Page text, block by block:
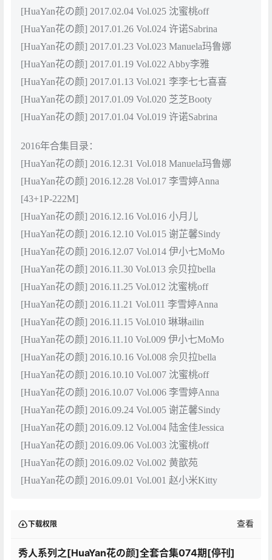
[HuaYan花の颜] 2017.02.04 Vol.025 沈蜜桃off
[HuaYan花の颜] 2017.01.26 Vol.024 许诺Sabrina
[HuaYan花の颜] 2017.01.23 Vol.023 Manuela玛鲁娜
[HuaYan花の颜] 2017.01.19 Vol.022 Abby李雅
[HuaYan花の颜] 2017.01.13 Vol.021 李李七七喜喜
[HuaYan花の颜] 2017.01.09 Vol.020 芝芝Booty
[HuaYan花の颜] 2017.01.04 Vol.019 许诺Sabrina
2016年合集目录：
[HuaYan花の颜] 2016.12.31 Vol.018 Manuela玛鲁娜
[HuaYan花の颜] 2016.12.28 Vol.017 李雪婷Anna
[43+1P-222M]
[HuaYan花の颜] 2016.12.16 Vol.016 小月儿
[HuaYan花の颜] 2016.12.10 Vol.015 谢芷馨Sindy
[HuaYan花の颜] 2016.12.07 Vol.014 伊小七MoMo
[HuaYan花の颜] 2016.11.30 Vol.013 佘贝拉bella
[HuaYan花の颜] 2016.11.25 Vol.012 沈蜜桃off
[HuaYan花の颜] 2016.11.21 Vol.011 李雪婷Anna
[HuaYan花の颜] 2016.11.15 Vol.010 琳琳ailin
[HuaYan花の颜] 2016.11.10 Vol.009 伊小七MoMo
[HuaYan花の颜] 2016.10.16 Vol.008 佘贝拉bella
[HuaYan花の颜] 2016.10.10 Vol.007 沈蜜桃off
[HuaYan花の颜] 2016.10.07 Vol.006 李雪婷Anna
[HuaYan花の颜] 2016.09.24 Vol.005 谢芷馨Sindy
[HuaYan花の颜] 2016.09.12 Vol.004 陆金佳Jessica
[HuaYan花の颜] 2016.09.06 Vol.003 沈蜜桃off
[HuaYan花の颜] 2016.09.02 Vol.002 黄歆苑
[HuaYan花の颜] 2016.09.01 Vol.001 赵小米Kitty
下载权限 查看
秀人系列之[HuaYan花の颜]全套合集074期[停刊]